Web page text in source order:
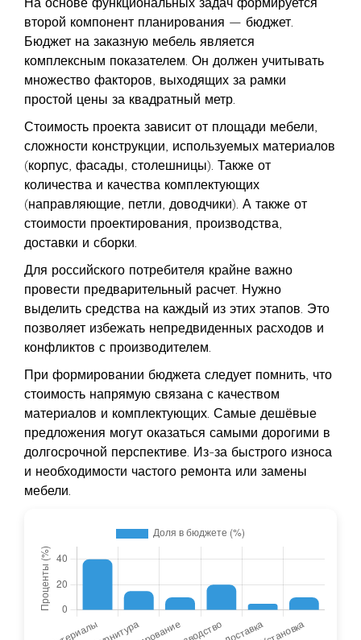
второй компонент планирования — бюджет.
Бюджет на заказную мебель является
комплексным показателем. Он должен учитывать
множество факторов, выходящих за рамки
простой цены за квадратный метр.
Стоимость проекта зависит от площади мебели,
сложности конструкции, используемых материалов
(корпус, фасады, столешницы). Также от
количества и качества комплектующих
(направляющие, петли, доводчики). А также от
стоимости проектирования, производства,
доставки и сборки.
Для российского потребителя крайне важно
провести предварительный расчет. Нужно
выделить средства на каждый из этих этапов. Это
позволяет избежать непредвиденных расходов и
конфликтов с производителем.
При формировании бюджета следует помнить, что
стоимость напрямую связана с качеством
материалов и комплектующих. Самые дешёвые
предложения могут оказаться самыми дорогими в
долгосрочной перспективе. Из-за быстрого износа
и необходимости частого ремонта или замены
мебели.